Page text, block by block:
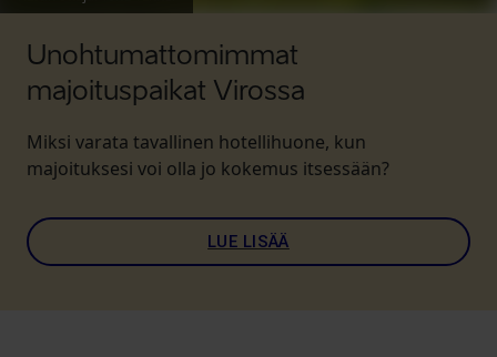
Unohtumattomimmat
majoituspaikat Virossa
Miksi varata tavallinen hotellihuone, kun
majoituksesi voi olla jo kokemus itsessään?
LUE LISÄÄ